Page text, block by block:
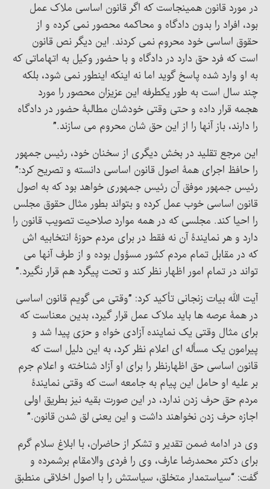
در مورد قانون همینجاست که اگر قانون اساسی ملاک عمل
بود، افراد را بدون دادگاه و محاکمه محصور نمی کرده و از
حقوق اساسی خود محروم نمی کردند. این دیگر نص قانون
است که فرد حق دارد در دادگاه و با حضور وکیل به اتهاماتی که
به او وارد شده پاسخ گوید اما نه اینکه اینطور نمی شود، بلکه
چند سال است به طور یکطرفه این عزیزان محصور را مورد
هجمه قرار داده و حتی وقتی خودشان مطالبۀ حضور در دادگاه
را دارند، باز آنها را از این حق شان محروم می سازند.”
این مرجع تقلید در بخش دیگری از سخنان خود، رئیس جمهور
را حافظ اجرای همۀ اصول قانون اساسی دانسته و تصریح کرد:”
رئیس جمهور موفق آن رئیس جمهوری خواهد بود که به اصول
قانون اساسی خوب عمل کرده و بتواند بطور مثال حقوق مجلس
را احیا کند. مجلسی که در همه موارد صلاحیت تصویب قانون را
دارد و هر نمایندۀ آن نه فقط در برای مردم حوزۀ انتخابیه اش
که در مقابل تمام مردم کشور مسؤول بوده و از طرف آنها می
تواند در تمام امور اظهار نظر کند و تحت پیگرد هم قرار نگیرد.”
آیت الله بیات زنجانی تأکید کرد: ”وقتی می گویم قانون اساسی
در همۀ عرصه ها باید ملاک عمل قرار گیرد، بدین معناست که
برای مثال وقتی یک نماینده آزادی خواه و حرّی پیدا شد و
پیرامون یک مسأله ای اعلام نظر کرد، به این دلیل است که
قانون اساسی حق اظهارنظر را برای او آزاد شناخته و اعلام جرم
بر علیه او حامل این پیام به جامعه است که وقتی نمایندۀ
مردم حق حرف زدن ندارد، در این صورت بقیه نیز بطریق اولی
اجازه حرف زدن نخواهند داشت و این یعنی لق شدن قانون.”
وی در ادامه ضمن تقدیر و تشکر از حاضران، با ابلاغ سلام گرم
برای دکتر محمدرضا عارف، وی را فردی والامقام برشمرده و
گفت: “سیاستمدار متخلق، سیاستش را با اصول اخلاقی منطبق